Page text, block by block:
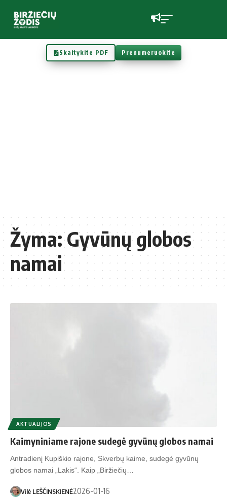
Skaitykite PDF Prenumeruokite
Žyma:Gyvūnų globos
namai
AKTUALIJOS
Kaimyniniame rajone sudegė gyvūnų globos namai
Antradienį Kupiškio rajone, Skverbų kaime, sudegė gyvūnų
globos namai „Lakis“. Kaip „Biržiečių…
Vilė LEŠČINSKIENĖ2026-01-16